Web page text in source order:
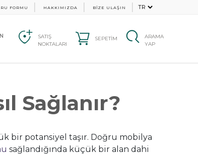
FORMU HAKKIMIZDA BİZE ULAŞIN
SATIŞ
NOKTALARI
SEPETİM
ARAMA
YAP
Sağlanır?
bir potansiyel taşır. Doğru mobilya
sağlandığında küçük bir alan dahi